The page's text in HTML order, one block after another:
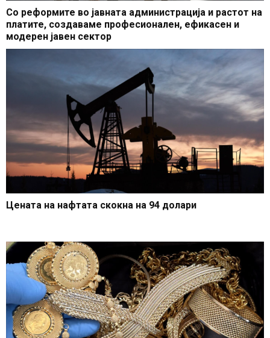
Со реформите во јавната администрација и растот на
платите, создаваме професионален, ефикасен и
модерен јавен сектор
Цената на нафтата скокна на 94 долари